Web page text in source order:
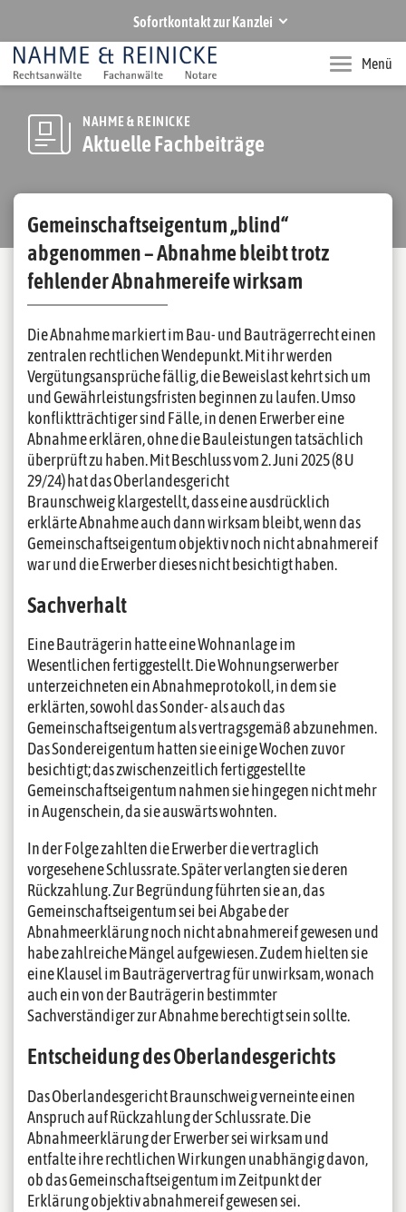
Sofortkontakt zur Kanzlei
NAHME & REINICKE
Ihre Rechtsanwälte und Notare in Hannover
Rufen Sie uns an
+49 511 283770
Menü
NAHME & REINICKE
Aktuelle Fachbeiträge
Gemeinschaftseigentum „blind“
abgenommen – Abnahme bleibt trotz
fehlender Abnahmereife wirksam
Die Abnahme markiert im Bau- und Bauträgerrecht einen
zentralen rechtlichen Wendepunkt. Mit ihr werden
Vergütungsansprüche fällig, die Beweislast kehrt sich um
und Gewährleistungsfristen beginnen zu laufen. Umso
konfliktträchtiger sind Fälle, in denen Erwerber eine
Abnahme erklären, ohne die Bauleistungen tatsächlich
überprüft zu haben. Mit Beschluss vom 2. Juni 2025 (8 U
29/24) hat das Oberlandesgericht
Braunschweig klargestellt, dass eine ausdrücklich
erklärte Abnahme auch dann wirksam bleibt, wenn das
Gemeinschaftseigentum objektiv noch nicht abnahmereif
war und die Erwerber dieses nicht besichtigt haben.
Sachverhalt
Eine Bauträgerin hatte eine Wohnanlage im
Wesentlichen fertiggestellt. Die Wohnungserwerber
unterzeichneten ein Abnahmeprotokoll, in dem sie
erklärten, sowohl das Sonder- als auch das
Gemeinschaftseigentum als vertragsgemäß abzunehmen.
Das Sondereigentum hatten sie einige Wochen zuvor
besichtigt; das zwischenzeitlich fertiggestellte
Gemeinschaftseigentum nahmen sie hingegen nicht mehr
in Augenschein, da sie auswärts wohnten.
In der Folge zahlten die Erwerber die vertraglich
vorgesehene Schlussrate. Später verlangten sie deren
Rückzahlung. Zur Begründung führten sie an, das
Gemeinschaftseigentum sei bei Abgabe der
Abnahmeerklärung noch nicht abnahmereif gewesen und
habe zahlreiche Mängel aufgewiesen. Zudem hielten sie
eine Klausel im Bauträgervertrag für unwirksam, wonach
auch ein von der Bauträgerin bestimmter
Sachverständiger zur Abnahme berechtigt sein sollte.
Entscheidung des Oberlandesgerichts
Das Oberlandesgericht Braunschweig verneinte einen
Anspruch auf Rückzahlung der Schlussrate. Die
Abnahmeerklärung der Erwerber sei wirksam und
entfalte ihre rechtlichen Wirkungen unabhängig davon,
ob das Gemeinschaftseigentum im Zeitpunkt der
Erklärung objektiv abnahmereif gewesen sei.